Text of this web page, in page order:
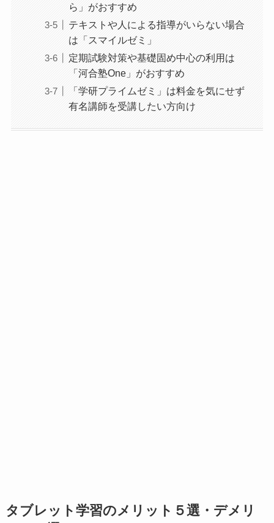
ら」がおすすめ
テキストや人による指導がいらない場合
は「スマイルゼミ」
定期試験対策や基礎固め中心の利用は
「河合塾One」がおすすめ
「学研プライムゼミ」は料金を気にせず
有名講師を受講したい方向け
タブレット学習のメリット５選・デメリ